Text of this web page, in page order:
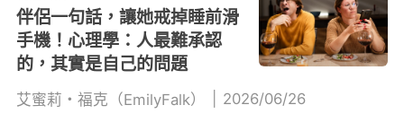
伴侶一句話，讓她戒掉睡前滑
手機！心理學：人最難承認
的，其實是自己的問題
艾蜜莉・福克（EmilyFalk） 2026/06/26